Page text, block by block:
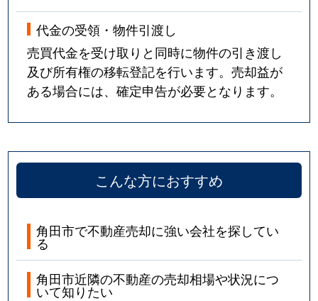
代金の受領・物件引渡し
売買代金を受け取りと同時に物件の引き渡し
及び所有権の移転登記を行います。売却益が
ある場合には、確定申告が必要となります。
こんな方におすすめ
角田市で不動産売却に強い会社を探してい
る
角田市近隣の不動産の売却相場や状況につ
いて知りたい